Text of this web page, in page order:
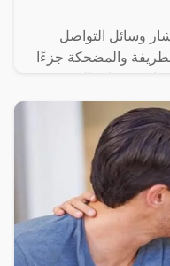
وسائل التواصل
والمضحكة جزءًا